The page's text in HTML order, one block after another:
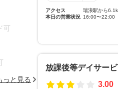
アクセス
瑞浪駅から
本日の営業状況 16:00〜22:00
放課後等デイサー
3.00
可
っと見る